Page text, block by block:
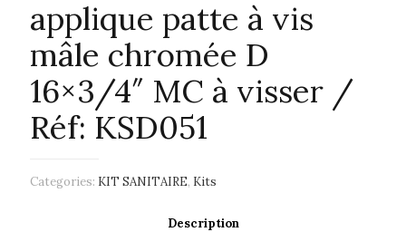
applique patte à vis
mâle chromée D
16×3/4″ MC à visser /
Réf: KSD051
Categories: KIT SANITAIRE, Kits
Description